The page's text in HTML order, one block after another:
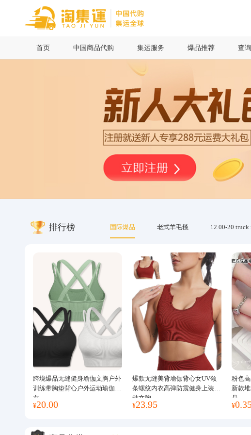
首页 中国商品代购 集运服务 爆品推荐 查
排行榜 国际爆品 老式羊毛毯 12.00-20 truck
跨境爆品无缝健身瑜伽文胸户外
训练带胸垫背心户外运动瑜伽服
女
¥20.00
爆款无缝美背瑜伽背心女UV领
条螺纹内衣高弹防震健身上装运
动文胸
¥23.95
粉色
新款
品
¥